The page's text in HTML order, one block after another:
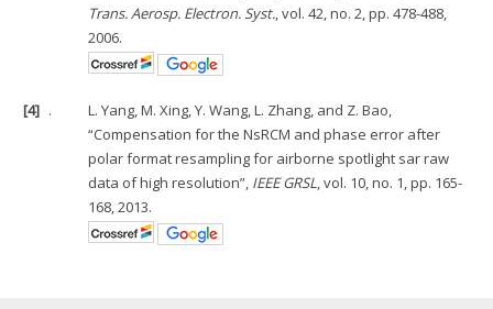
Trans. Aerosp. Electron. Syst., vol. 42, no. 2, pp. 478-488,
2006.
[4] .
L. Yang, M. Xing, Y. Wang, L. Zhang, and Z. Bao,
“Compensation for the NsRCM and phase error after
polar format resampling for airborne spotlight sar raw
data of high resolution”, IEEE GRSL, vol. 10, no. 1, pp. 165-
168, 2013.